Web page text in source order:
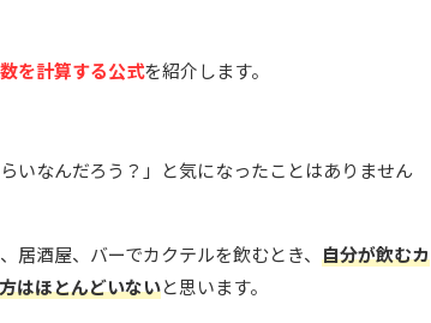
を計算する公式を紹介します。
いなんだろう？」と気になったことはありません
居酒屋、バーでカクテルを飲むとき、 自分が飲むカ
はほとんどいないと思います。